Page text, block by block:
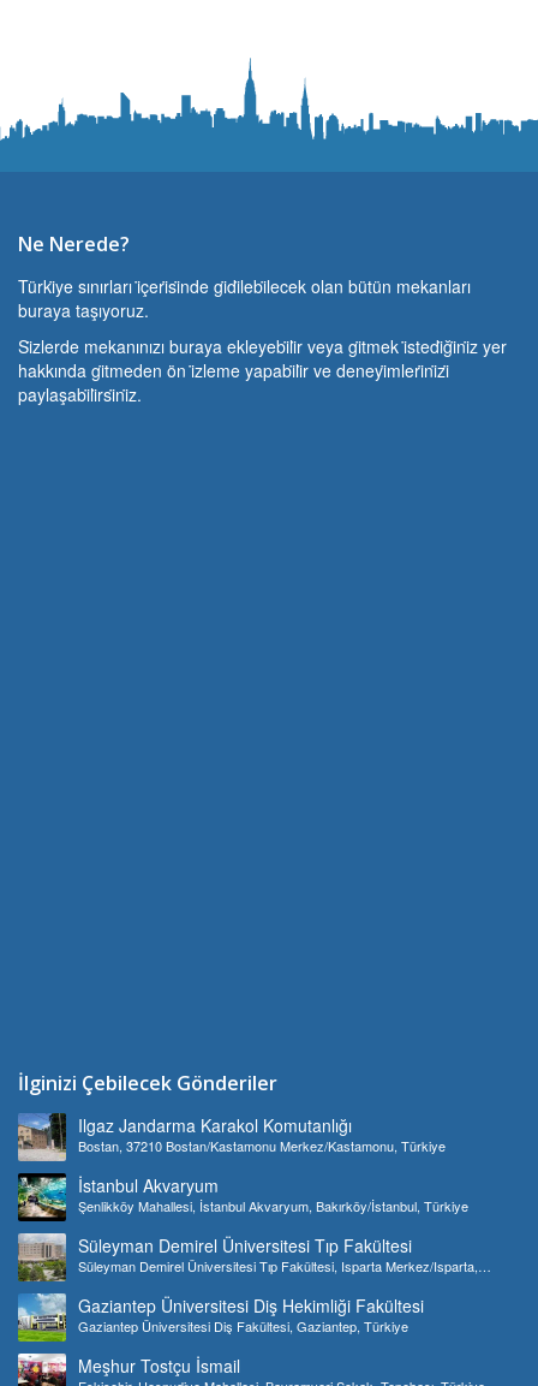
Ne Nerede?
Türki̇ye sınırları i̇çeri̇si̇nde gi̇di̇lebi̇lecek olan bütün mekanları
buraya taşıyoruz.
Si̇zlerde mekanınızı buraya ekleyebi̇li̇r veya gi̇tmek i̇stedi̇ği̇ni̇z yer
hakkında gi̇tmeden ön i̇zleme yapabi̇li̇r ve deneyi̇mleri̇ni̇zi̇
paylaşabi̇li̇rsi̇ni̇z.
İlginizi Çebilecek Gönderiler
Ilgaz Jandarma Karakol Komutanlığı
Bostan, 37210 Bostan/Kastamonu Merkez/Kastamonu, Türkiye
İstanbul Akvaryum
Şenlikköy Mahallesi, İstanbul Akvaryum, Bakırköy/İstanbul, Türkiye
Süleyman Demirel Üniversitesi Tıp Fakültesi
Süleyman Demirel Üniversitesi Tıp Fakültesi, Isparta Merkez/Isparta,
Gaziantep Üniversitesi Diş Hekimliği Fakültesi
Gaziantep Üniversitesi Diş Fakültesi, Gaziantep, Türkiye
Meşhur Tostçu İsmail